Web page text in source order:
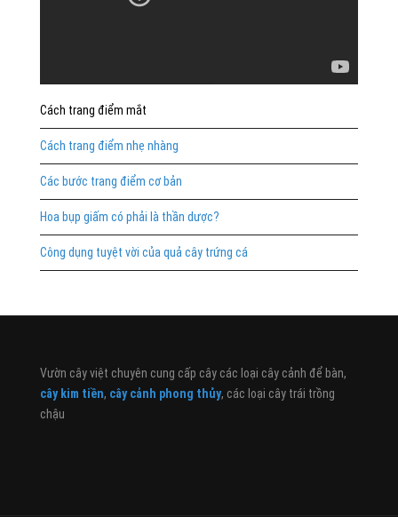
Cách trang điểm mắt
Cách trang điểm nhẹ nhàng
Các bước trang điểm cơ bản
Hoa bụp giấm có phải là thần dược?
Công dụng tuyệt vời của quả cây trứng cá
Vườn cây việt chuyên cung cấp cây các loại cây cảnh để bàn,
cây kim tiền, cây cảnh phong thủy, các loại cây trái trồng
chậu